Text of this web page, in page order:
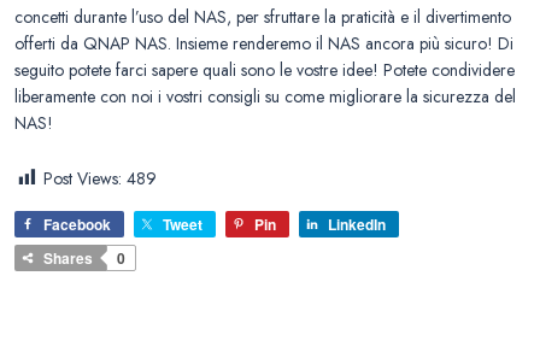
concetti durante l’uso del NAS, per sfruttare la praticità e il divertimento
offerti da QNAP NAS. Insieme renderemo il NAS ancora più sicuro! Di
seguito potete farci sapere quali sono le vostre idee! Potete condividere
liberamente con noi i vostri consigli su come migliorare la sicurezza del
NAS!
Post Views: 489
Facebook Tweet Pin
LinkedIn
Shares
0